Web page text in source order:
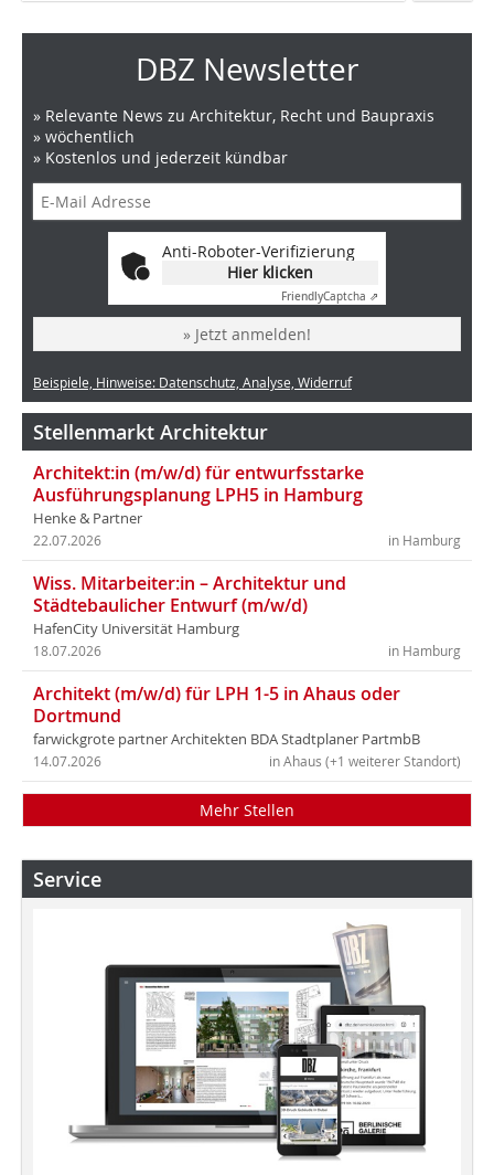
DBZ Newsletter
» Relevante News zu Architektur, Recht und Baupraxis
» wöchentlich
» Kostenlos und jederzeit kündbar
Anti-Roboter-Verifizierung
Hier klicken
FriendlyCaptcha ⇗
» Jetzt anmelden!
Beispiele, Hinweise: Datenschutz, Analyse, Widerruf
Stellenmarkt Architektur
Architekt:in (m/w/d) für entwurfsstarke
Ausführungsplanung LPH5 in Hamburg
Henke & Partner
in Hamburg
22.07.2026
Wiss. Mitarbeiter:in – Architektur und
Städtebaulicher Entwurf (m/w/d)
HafenCity Universität Hamburg
in Hamburg
18.07.2026
Architekt (m/w/d) für LPH 1-5 in Ahaus oder
Dortmund
farwickgrote partner Architekten BDA Stadtplaner PartmbB
in Ahaus (+1 weiterer Standort)
14.07.2026
Mehr Stellen
Service